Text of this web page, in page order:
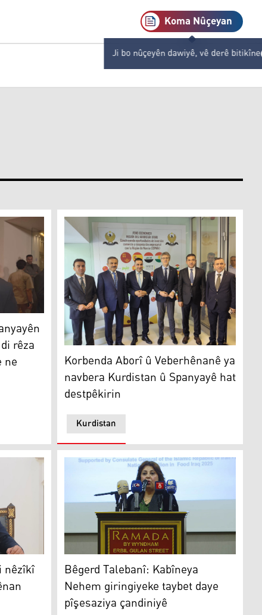
Koma Nûçeyan
Ji bo nûçeyên dawiyê, vê derê bitikîne
me li Herêma Kurdistanê di rêza yekem a
rêza
ne Korbenda Aborî û Veberhênanê ya
Kurdistan
Korbenda Aborî û Veberhênanê ya
navbera Kurdistan û Spanyayê hat
destpêkirin
400 mîlyon dolarî veberhênan hatiye kirin
nêzîkî Bêgerd Talebanî: Kabîneya Nehem
Bêgerd Talebanî: Kabîneya
Nehem giringiyeke taybet daye
pîşesaziya çandiniyê